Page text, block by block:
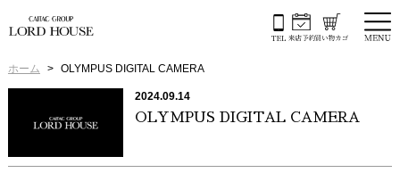
ホーム OLYMPUS DIGITAL CAMERA
2024.09.14
OLYMPUS DIGITAL CAMERA